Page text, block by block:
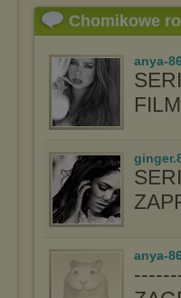
Chomikowe
anya-
anya-